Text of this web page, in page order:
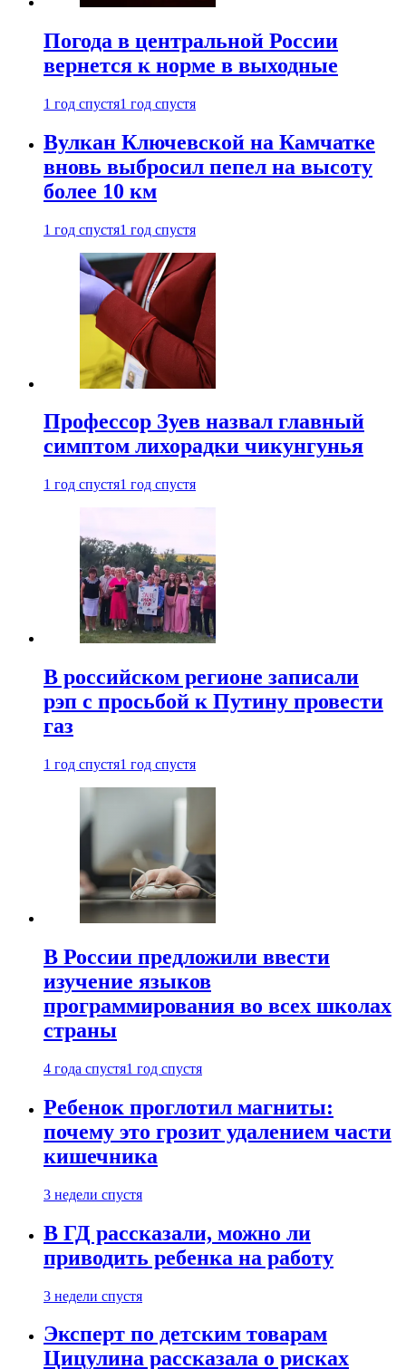
Погода в центральной России
вернется к норме в выходные
1 год спустя1 год спустя
Вулкан Ключевской на Камчатке
вновь выбросил пепел на высоту
более 10 км
1 год спустя1 год спустя
Профессор Зуев назвал главный
симптом лихорадки чикунгунья
1 год спустя1 год спустя
В российском регионе записали
рэп с просьбой к Путину провести
газ
1 год спустя1 год спустя
В России предложили ввести
изучение языков
программирования во всех школах
страны
4 года спустя1 год спустя
Ребенок проглотил магниты:
почему это грозит удалением части
кишечника
3 недели спустя
В ГД рассказали, можно ли
приводить ребенка на работу
3 недели спустя
Эксперт по детским товарам
Цицулина рассказала о рисках